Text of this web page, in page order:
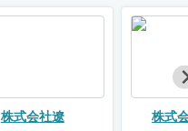
株式会社遼 株式